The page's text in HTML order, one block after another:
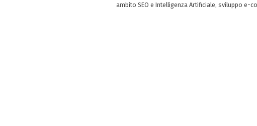
ambito SEO e Intelligenza Artificiale, sviluppo e-